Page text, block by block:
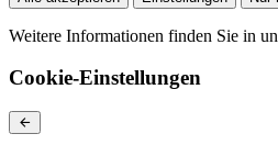
Weitere Informationen finden Sie in
Cookie-Einstellungen